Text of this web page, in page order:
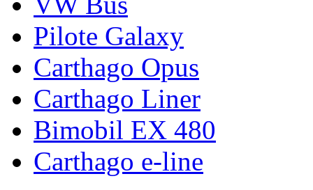
Pilote Galaxy
Carthago Opus
Carthago Liner
Bimobil EX 480
Carthago e-line